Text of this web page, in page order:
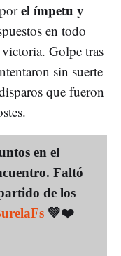
el ímpetu y
en todo
Golpe tras
sin suerte
que fueron
en el
Faltó
de los
💚❤️